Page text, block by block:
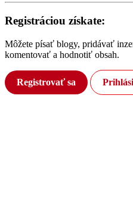
Registráciou získate:
Môžete písať blogy, pridávať
komentovať a hodnotiť obsah.
Registrovať sa